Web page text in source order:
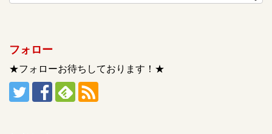
フォロー
★フォローお待ちしております！★